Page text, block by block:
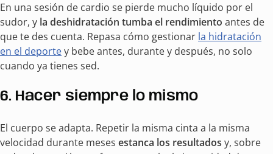
En una sesión de cardio se pierde mucho líquido por el
sudor, y la deshidratación tumba el rendimiento antes de
que te des cuenta. Repasa cómo gestionar la hidratación
en el deportey bebe antes, durante y después, no solo
cuando ya tienes sed.
6. Hacer siempre lo mismo
El cuerpo se adapta. Repetir la misma cinta a la misma
velocidad durante meses estanca los resultados y, sobre